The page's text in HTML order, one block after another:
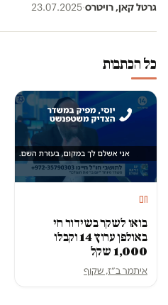
גרטל קאן, רויטרס·
23.07.2025
כל הכתבות
חם
בואו לשקר בשידור חי
באולפן ערוץ 14 וקבלו
1,000 שקל
איתמר ב״ז, שקוף